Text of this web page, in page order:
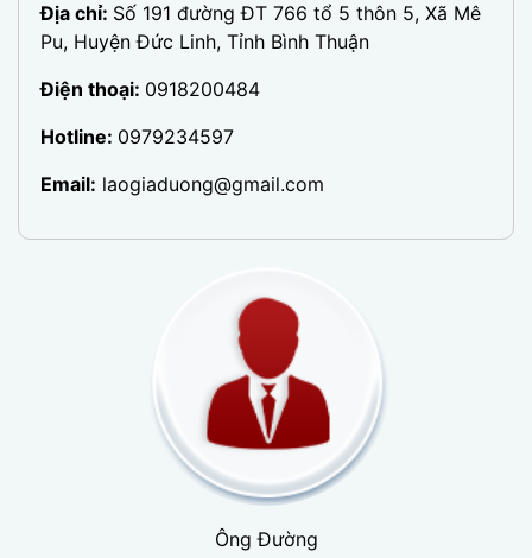
Địa chỉ: Số 191 đường ĐT 766 tổ 5 thôn 5, Xã Mê
Pu, Huyện Đức Linh, Tỉnh Bình Thuận
Điện thoại: 0918200484
Hotline: 0979234597
Email: laogiaduong@gmail.com
Ông Đường